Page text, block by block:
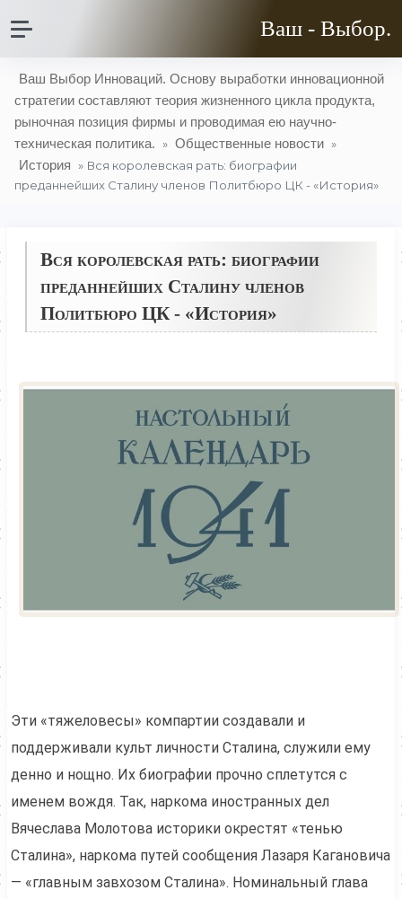
Ваш - Выбор.
Ваш Выбор Инноваций. Основу выработки инновационной
стратегии составляют теория жизненного цикла продукта,
рыночная позиция фирмы и проводимая ею научно-
техническая политика. » Общественные новости »
История » Вся королевская рать: биографии
преданнейших Сталину членов Политбюро ЦК - «История»
Вся королевская рать: биографии
преданнейших Сталину членов
Политбюро ЦК - «История»
Эти «тяжеловесы» компартии создавали и
поддерживали культ личности Сталина, служили ему
денно и нощно. Их биографии прочно сплетутся с
именем вождя. Так, наркома иностранных дел
Вячеслава Молотова историки окрестят «тенью
Сталина», наркома путей сообщения Лазаря Кагановича
— «главным завхозом Сталина». Номинальный глава